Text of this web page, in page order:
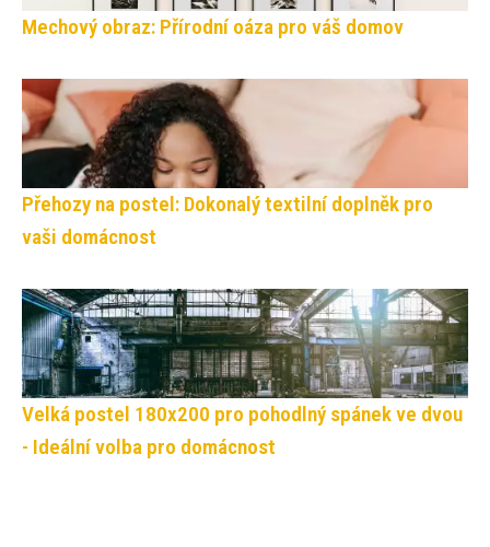
Mechový obraz: Přírodní oáza pro váš domov
Přehozy na postel: Dokonalý textilní doplněk pro
vaši domácnost
Velká postel 180x200 pro pohodlný spánek ve dvou
- Ideální volba pro domácnost